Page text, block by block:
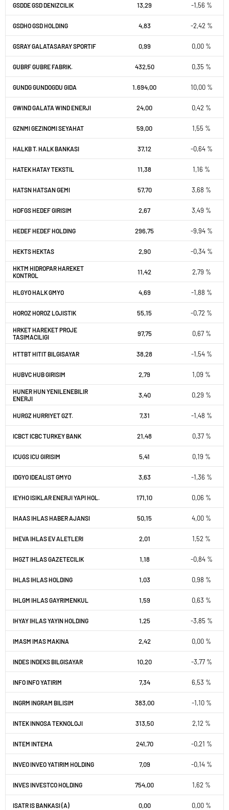
GSDDE GSD DENIZCILIK 13,29 -1,56 %
GSDHO GSD HOLDING 4,83 -2,42 %
GSRAY GALATASARAY SPORTIF 0,99 0,00 %
GUBRF GUBRE FABRIK. 432,50 0,35 %
GUNDG GUNDOGDU GIDA 1.694,00 10,00 %
GWIND GALATA WIND ENERJI 24,00 0,42 %
GZNMI GEZINOMI SEYAHAT 59,00 1,55 %
HALKB T. HALK BANKASI 37,12 -0,64 %
HATEK HATAY TEKSTIL 11,38 1,16 %
HATSN HATSAN GEMI 57,70 3,68 %
HDFGS HEDEF GIRISIM 2,67 3,49 %
HEDEF HEDEF HOLDING 296,75 -9,94 %
HEKTS HEKTAS 2,90 -0,34 %
HKTM HIDROPAR HAREKET
KONTROL
11,42 2,79 %
HLGYO HALK GMYO 4,69 -1,88 %
HOROZ HOROZ LOJISTIK 55,15 -0,72 %
HRKET HAREKET PROJE
TASIMACILIGI
97,75 0,67 %
HTTBT HITIT BILGISAYAR 38,28 -1,54 %
HUBVC HUB GIRISIM 2,79 1,09 %
HUNER HUN YENILENEBILIR
ENERJI
3,40 0,29 %
HURGZ HURRIYET GZT. 7,31 -1,48 %
ICBCT ICBC TURKEY BANK 21,48 0,37 %
ICUGS ICU GIRISIM 5,41 0,19 %
IDGYO IDEALIST GMYO 3,63 -1,36 %
IEYHO ISIKLAR ENERJI YAPI HOL. 171,10 0,06 %
IHAAS IHLAS HABER AJANSI 50,15 4,00 %
IHEVA IHLAS EV ALETLERI 2,01 1,52 %
IHGZT IHLAS GAZETECILIK 1,18 -0,84 %
IHLAS IHLAS HOLDING 1,03 0,98 %
IHLGM IHLAS GAYRIMENKUL 1,59 0,63 %
IHYAY IHLAS YAYIN HOLDING 1,25 -3,85 %
IMASM IMAS MAKINA 2,42 0,00 %
INDES INDEKS BILGISAYAR 10,20 -3,77 %
INFO INFO YATIRIM 7,34 6,53 %
INGRM INGRAM BILISIM 383,00 -1,10 %
INTEK INNOSA TEKNOLOJI 313,50 2,12 %
INTEM INTEMA 241,70 -0,21 %
INVEO INVEO YATIRIM HOLDING 7,09 -0,14 %
INVES INVESTCO HOLDING 754,00 1,62 %
ISATR IS BANKASI (A) 0,00 0,00 %